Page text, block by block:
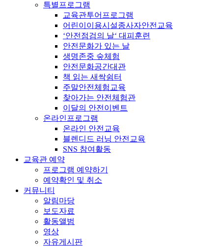
특별프로그램
교육관투어프로그램
어린이이용시설종사자안전교육
‘안전점검의 날‘ 대피훈련
안전문화가 있는 날
생명존중 숲체험
안전문화공간대관
책 읽는 새싹쉼터
주말안전체험교육
찾아가는 안전체험관
이달의 안전이벤트
온라인프로그램
온라인 안전교육
블렌디드 러닝 안전교육
SNS 참여활동
교육관 예약
프로그램 예약하기
예약확인 및 취소
커뮤니티
알림마당
보도자료
활동앨범
영상
자유게시판